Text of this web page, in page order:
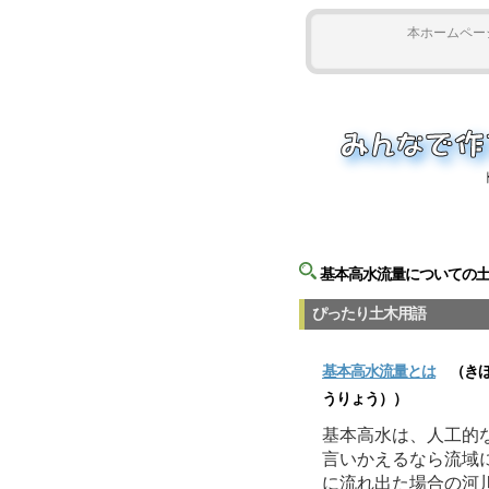
本ホームペー
基本高水流量についての
ぴったり土木用語
基本高水流量とは（きほ
うりょう））
基本高水は、人工的
言いかえるなら流域
に流れ出た場合の河